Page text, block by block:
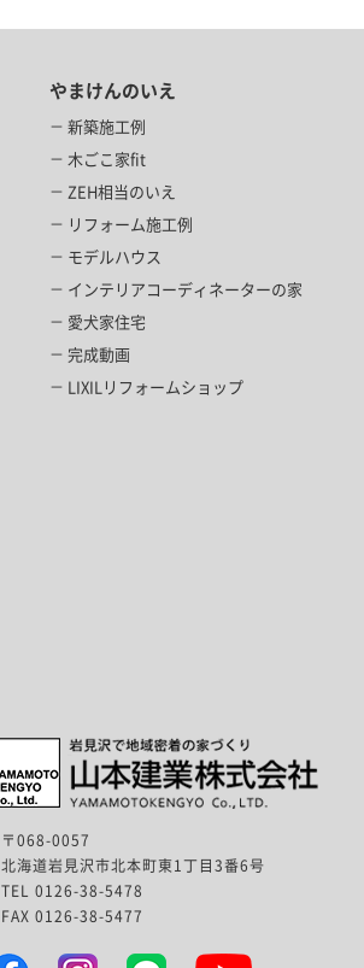
やまけんのいえ
新築施工例
木ごこ家fit
ZEH相当のいえ
リフォーム施工例
モデルハウス
インテリアコーディネーターの家
愛犬家住宅
完成動画
LIXILリフォームショップ
〒068-0057
北海道岩見沢市北本町東1丁目3番6号
TEL 0126-38-5478
FAX 0126-38-5477